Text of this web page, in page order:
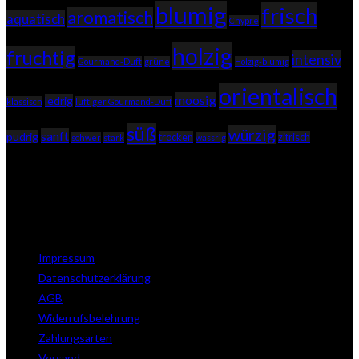
tab
new
tab
aquatisch aromatisch blumig Chypre frisch
fruchtig Gourmand-Duft grüne holzig Holzig-blumig intensiv
klassisch ledrig luftiger Gourmand-Duft moosig orientalisch
pudrigsanft schwer stark süßtrocken wässrig würzig zitrisch
Impressum
Datenschutzerklärung
AGB
Widerrufsbelehrung
Zahlungsarten